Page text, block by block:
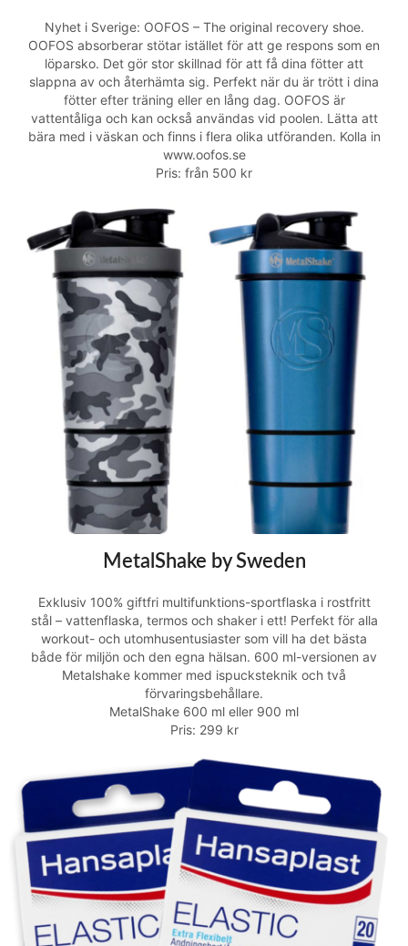
Nyhet i Sverige: OOFOS – The original recovery shoe.
OOFOS absorberar stötar istället för att ge respons som en
löparsko. Det gör stor skillnad för att få dina fötter att
slappna av och återhämta sig. Perfekt när du är trött i dina
fötter efter träning eller en lång dag. OOFOS är
vattentåliga och kan också användas vid poolen. Lätta att
bära med i väskan och finns i flera olika utföranden. Kolla in
www.oofos.se
Pris: från 500 kr
MetalShake by Sweden
Exklusiv 100% giftfri multifunktions-sportflaska i rostfritt
stål – vattenflaska, termos och shaker i ett! Perfekt för alla
workout- och utomhusentusiaster som vill ha det bästa
både för miljön och den egna hälsan. 600 ml-versionen av
Metalshake kommer med ispucksteknik och två
förvaringsbehållare.
MetalShake 600 ml eller 900 ml
Pris: 299 kr